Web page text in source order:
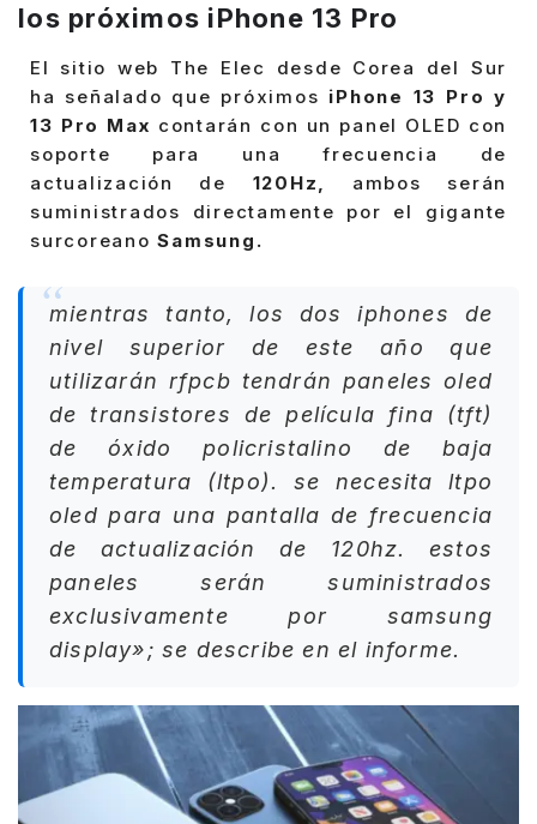
los próximos iPhone 13 Pro
El sitio web The Elec desde Corea del Sur
ha señalado que próximos iPhone 13 Pro y
13 Pro Max contarán con un panel OLED con
soporte para una frecuencia de
actualización de 120Hz, ambos serán
suministrados directamente por el gigante
surcoreanoSamsung.
mientras tanto, los dos iphones de
nivel superior de este año que
utilizarán rfpcb tendrán paneles oled
de transistores de película fina (tft)
de óxido policristalino de baja
temperatura (ltpo). se necesita ltpo
oled para una pantalla de frecuencia
de actualización de 120hz. estos
paneles serán suministrados
exclusivamente por samsung
display»; se describe en el informe.